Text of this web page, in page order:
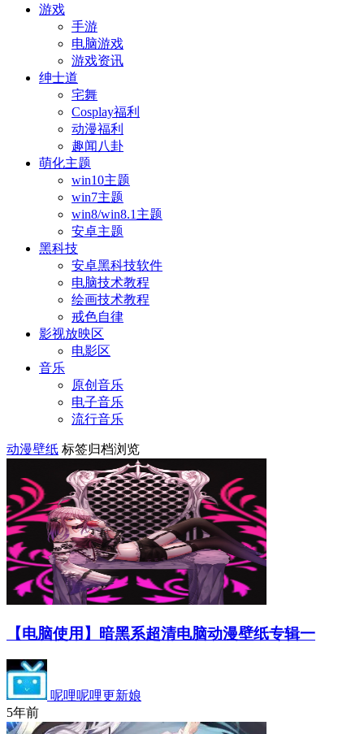
游戏
手游
电脑游戏
游戏资讯
绅士道
宅舞
Cosplay福利
动漫福利
趣闻八卦
萌化主题
win10主题
win7主题
win8/win8.1主题
安卓主题
黑科技
安卓黑科技软件
电脑技术教程
绘画技术教程
戒色自律
影视放映区
电影区
音乐
原创音乐
电子音乐
流行音乐
动漫壁纸 标签归档浏览
【电脑使用】暗黑系超清电脑动漫壁纸专辑一
呢哩呢哩更新娘
5年前